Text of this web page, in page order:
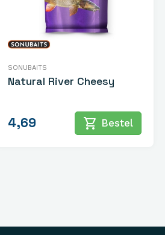
SONUBAITS
Natural River Cheesy
4,69 shopping_cart Bestel